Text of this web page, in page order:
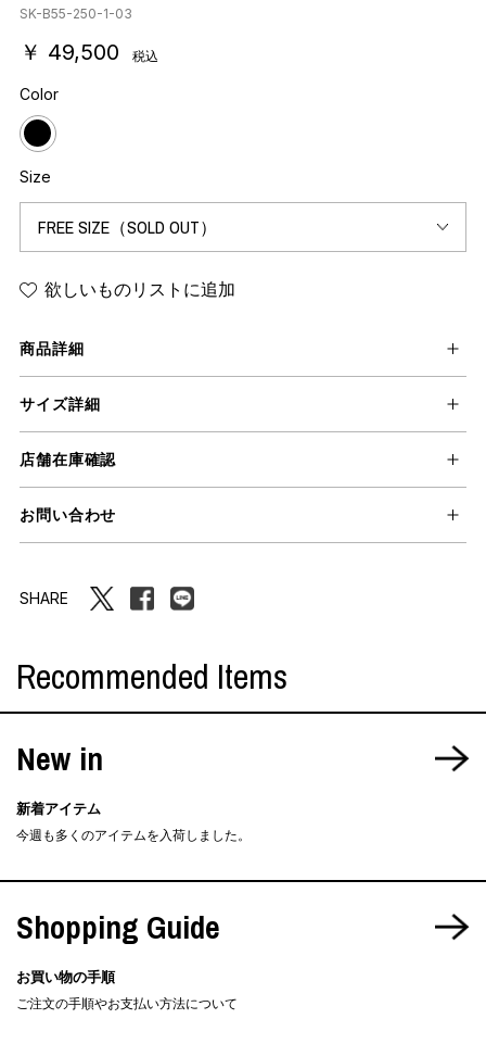
SK-B55-250-1-03
￥ 49,500 税込
Color
Size
欲しいものリストに追加
商品詳細
サイズ詳細
店舗在庫確認
お問い合わせ
SHARE
Recommended Items
New in
新着アイテム
今週も多くのアイテムを入荷しました。
Shopping Guide
お買い物の手順
ご注文の手順やお支払い方法について